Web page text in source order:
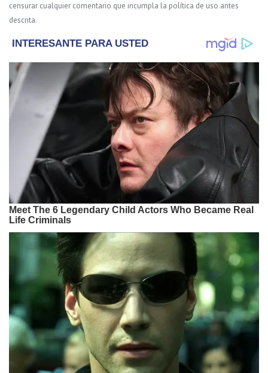
censurar cualquier comentario que incumpla la política de uso antes
descrita.